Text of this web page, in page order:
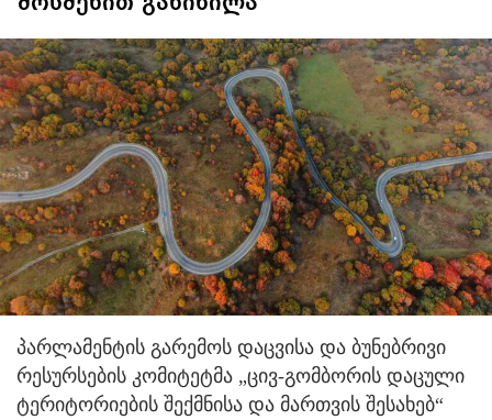
პარლამენტის გარემოს დაცვისა და ბუნებრივი
რესურსების კომიტეტმა „ცივ-გომბორის დაცული
ტერიტორიების შექმნისა და მართვის შესახებ“